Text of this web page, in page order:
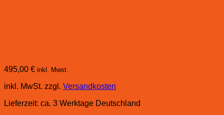
495,00 € inkl. Mwst.
inkl. MwSt. zzgl. Versandkosten
Lieferzeit: ca. 3 Werktage Deutschland